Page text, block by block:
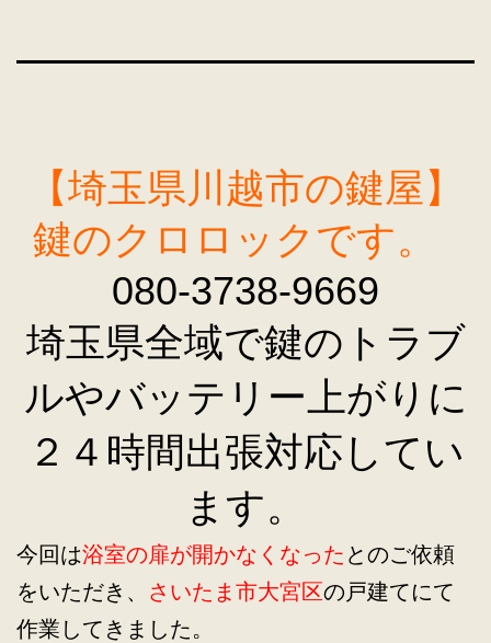
【埼玉県川越市の鍵屋】
鍵のクロロックです。
080-3738-9669
埼玉県全域で鍵のトラブ
ルやバッテリー上がりに
２４時間出張対応してい
ます。
今回は浴室の扉が開かなくなった とのご依頼
をいただき、 さいたま市大宮区の戸建てにて
作業してきました。